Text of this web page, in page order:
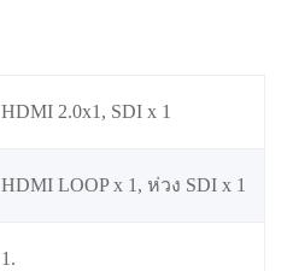
HDMI 2.0x1, SDI x 1
HDMI LOOP x 1, ห่วง SDI x 1
1.